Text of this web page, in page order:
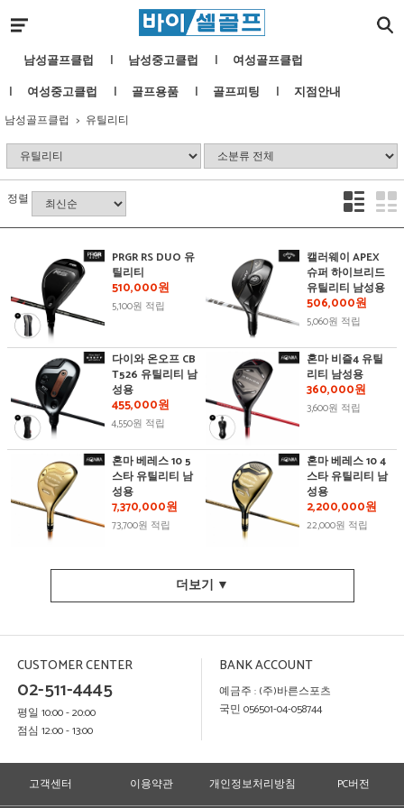
남성골프클럽 남성중고클럽
여성골프클럽
여성중고클럽
골프용품 골프피팅 지점안내
남성골프클럽 유틸리티
정렬
PRGR RS DUO 유
틸리티
510,000원
5,100원 적립
캘러웨이 APEX
슈퍼 하이브리드
유틸리티 남성용
506,000원
5,060원 적립
다이와 온오프 CB
T526 유틸리티 남
성용
455,000원
4,550원 적립
혼마 비즐4 유틸
리티 남성용
360,000원
3,600원 적립
혼마 베레스 10 5
스타 유틸리티 남
성용
7,370,000원
73,700원 적립
혼마 베레스 10 4
스타 유틸리티 남
성용
2,200,000원
22,000원 적립
더보기 ▼
CUSTOMER CENTER
02-511-4445
평일 10:00 - 20:00
점심 12:00 - 13:00
BANK ACCOUNT
예금주 : (주)바른스포츠
국민 056501-04-058744
고객센터 이용약관 개인정보처리방침 PC버전